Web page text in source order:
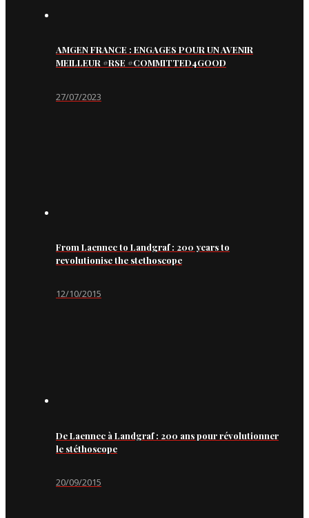
AMGEN FRANCE : ENGAGES POUR UN AVENIR
MEILLEUR #RSE #COMMITTED4GOOD
27/07/2023
From Laennec to Landgraf : 200 years to
revolutionise the stethoscope
12/10/2015
De Laennec à Landgraf : 200 ans pour révolutionner
le stéthoscope
20/09/2015